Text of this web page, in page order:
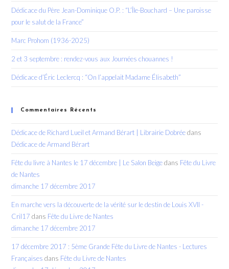
Dédicace du Père Jean-Dominique O.P. : “L’Île-Bouchard – Une paroisse
pour le salut de la France”
Marc Prohom (1936-2025)
2 et 3 septembre : rendez-vous aux Journées chouannes !
Dédicace d’Éric Leclercq : “On l’appelait Madame Élisabeth”
Commentaires Récents
Dédicace de Richard Lueil et Armand Bérart | Librairie Dobréedans
Dédicace de Armand Bérart
Fête du livre à Nantes le 17 décembre | Le Salon Beigedans Fête du Livre
de Nantes
dimanche 17 décembre 2017
En marche vers la découverte de la vérité sur le destin de Louis XVII -
Cril17 dans Fête du Livre de Nantes
dimanche 17 décembre 2017
17 décembre 2017 : 5ème Grande Fête du Livre de Nantes - Lectures
Françaises dans Fête du Livre de Nantes